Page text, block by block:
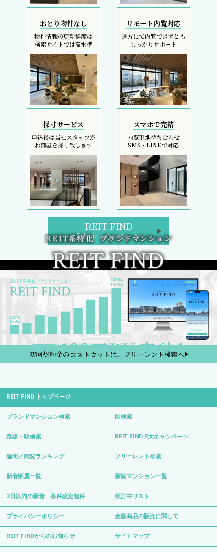
おとり物件なし
物件情報の更新鮮度は
検索サイトでは高水準
リモート内覧対応
遠方にて内覧できずとも
しっかりサポート
採寸サービス
申込後は当社スタッフが
お部屋を採寸致します
スマホで完結
内覧現地待ち合わせ
SMS・LINEで対応
REIT FIND
5大キャンペーン
初回契約金のコストカットは、フリーレント検索へ
REIT FIND トップページ
ブランドマンション検索 区検索
路線・駅検索 REIT FIND 5大キャンペーン
週間／閲覧ランキング フリーレント検索
新着部屋一覧 新築マンション一覧
2日以内の新着、条件改定物件 検討中リスト
プライバシーポリシー 金融商品の販売に関して
REIT FINDからのお知らせ サイトマップ